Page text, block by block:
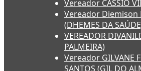
Vereador CÁSSIO
Vereador Diemison
(DHEMES DA
VEREADOR
PALMEIRA)
Vereador GILVANE
SANTOS (GIL DO